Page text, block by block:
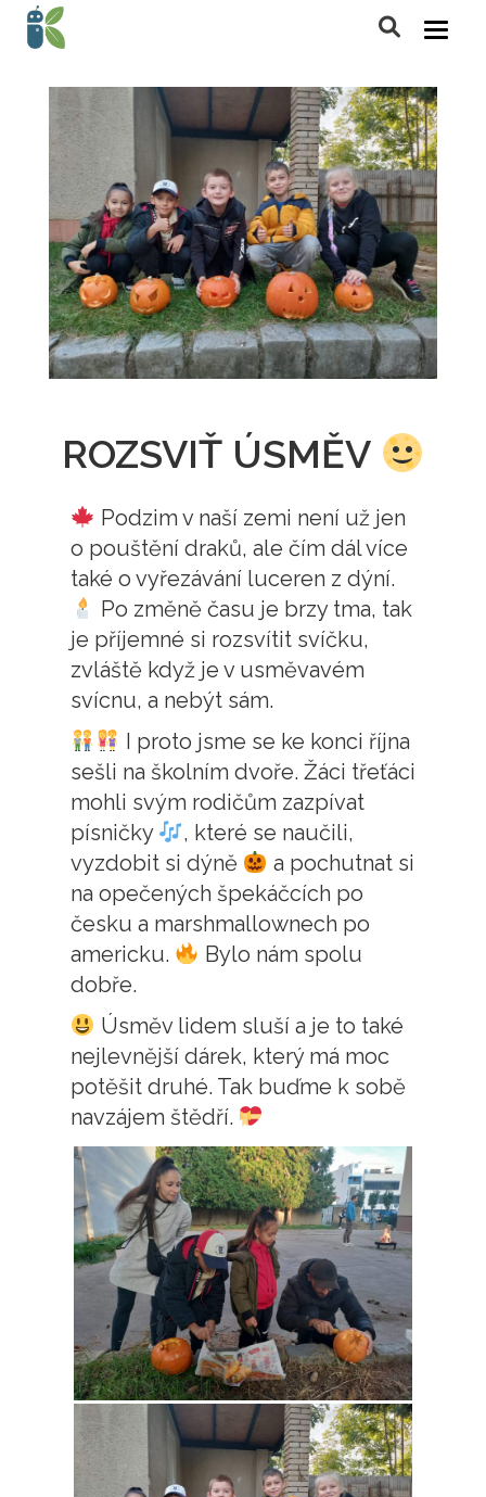
ROZSVIŤ ÚSMĚV
Podzim v naší zemi není už jen
o pouštění draků, ale čím dál více
také o vyřezávání luceren z dýní.
Po změně času je brzy tma, tak
je příjemné si rozsvítit svíčku,
zvláště když je v usměvavém
svícnu, a nebýt sám.
I proto jsme se ke konci října
sešli na školním dvoře. Žáci třeťáci
mohli svým rodičům zazpívat
písničky
, které se naučili,
vyzdobit si dýně
a pochutnat si
na opečených špekáčcích po
česku a marshmallownech po
americku.
Bylo nám spolu
dobře.
Úsměv lidem sluší a je to také
nejlevnější dárek, který má moc
potěšit druhé. Tak buďme k sobě
navzájem štědří.